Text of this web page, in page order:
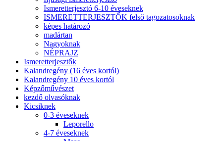
Ismeretterjesztó 6-10 éveseknek
ISMERETTERJESZTŐK felső tagozatosoknak
képes határozó
madártan
Nagyoknak
NÉPRAJZ
Ismeretterjesztők
Kalandregény (16 éves kortól)
Kalandregény 10 éves kortól
Képzőművészet
kezdő olvasóknak
Kicsiknek
0-3 éveseknek
Leporello
4-7 éveseknek